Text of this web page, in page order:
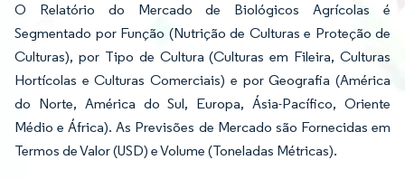
O Relatório do Mercado de Biológicos Agrícolas é
Segmentado por Função (Nutrição de Culturas e Proteção de
Culturas), por Tipo de Cultura (Culturas em Fileira, Culturas
Hortícolas e Culturas Comerciais) e por Geografia (América
do Norte, América do Sul, Europa, Ásia-Pacífico, Oriente
Médio e África). As Previsões de Mercado são Fornecidas em
Termos de Valor (USD) e Volume (Toneladas Métricas).